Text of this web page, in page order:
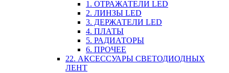
1. ОТРАЖАТЕЛИ LED
2. ЛИНЗЫ LED
3. ДЕРЖАТЕЛИ LED
4. ПЛАТЫ
5. РАДИАТОРЫ
6. ПРОЧЕЕ
22. АКСЕССУАРЫ СВЕТОДИОДНЫХ
ЛЕНТ